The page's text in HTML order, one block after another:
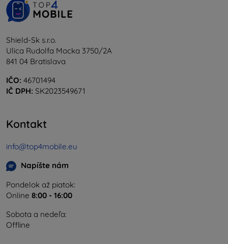
Shield-Sk s.r.o.
Ulica Rudolfa Mocka 3750/2A
841 04 Bratislava
IČO: 46701494
IČ DPH: SK2023549671
Kontakt
info@top4mobile.eu
Napíšte nám
Pondelok až piatok:
Online 8:00 - 16:00
Sobota a nedeľa:
Offline